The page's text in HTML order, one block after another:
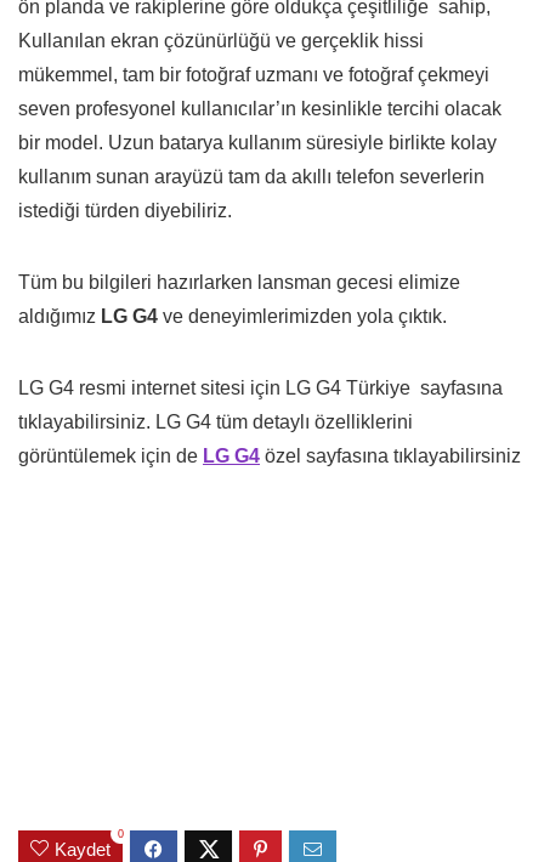
ön planda ve rakiplerine göre oldukça çeşitliliğe sahip,
Kullanılan ekran çözünürlüğü ve gerçeklik hissi
mükemmel, tam bir fotoğraf uzmanı ve fotoğraf çekmeyi
seven profesyonel kullanıcılar’ın kesinlikle tercihi olacak
bir model. Uzun batarya kullanım süresiyle birlikte kolay
kullanım sunan arayüzü tam da akıllı telefon severlerin
istediği türden diyebiliriz.
Tüm bu bilgileri hazırlarken lansman gecesi elimize
aldığımız LG G4 ve deneyimlerimizden yola çıktık.
LG G4 resmi internet sitesi için LG G4 Türkiye sayfasına
tıklayabilirsiniz. LG G4 tüm detaylı özelliklerini
görüntülemek için de LG G4 özel sayfasına tıklayabilirsiniz
Kaydet
0